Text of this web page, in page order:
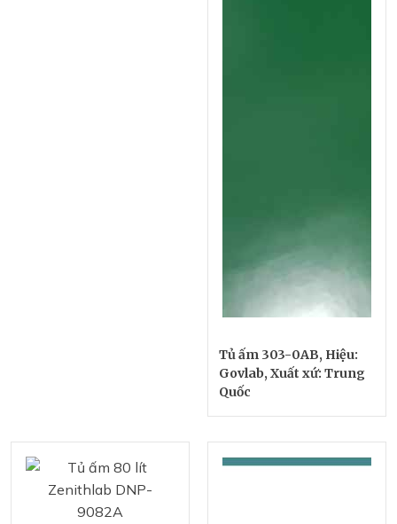
Tủ ấm 303-0AB, Hiệu:
Govlab, Xuất xứ: Trung
Quốc